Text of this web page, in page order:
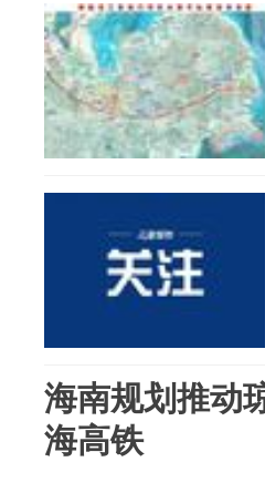
海南规划推动
海高铁